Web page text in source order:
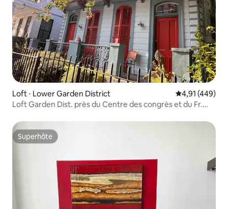
Loft ⋅ Lower Garden District Évaluation
4,91 (449)
Loft Garden Dist. près du Centre des congrès et du Fr.
Superhôte
Superhôte